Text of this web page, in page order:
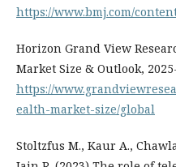
https://www.bmj.com/
Horizon Grand View
Market Size & Outlook,
https://
ealth-market-size/global
Stoltzfus M., Kaur A.,